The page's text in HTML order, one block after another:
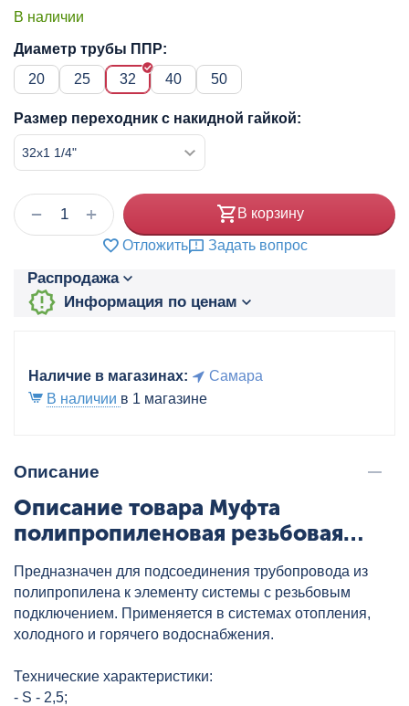
В наличии
Диаметр трубы ППР:
20
25 32 40 50
Размер переходник с накидной гайкой:
+
− В корзину
Отложить Задать вопрос
Распродажа
Информация по ценам
Наличие в магазинах:
Самара
В наличии в 1 магазине
Описание
Описание товара Муфта
полипропиленовая резьбовая
32x1 1/4" сер. HEISSKRAFT,
артикул: 3013240
Предназначен для подсоединения трубопровода из
полипропилена к элементу системы с резьбовым
подключением. Применяется в системах отопления,
холодного и горячего водоснабжения.
Технические характеристики:
- S - 2,5;